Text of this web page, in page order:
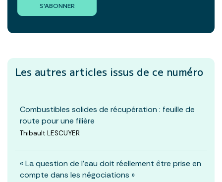
S'ABONNER
Les autres articles issus de ce numéro
Combustibles solides de récupération : feuille de
route pour une filière
Thibault LESCUYER
« La question de l’eau doit réellement être prise en
compte dans les négociations »